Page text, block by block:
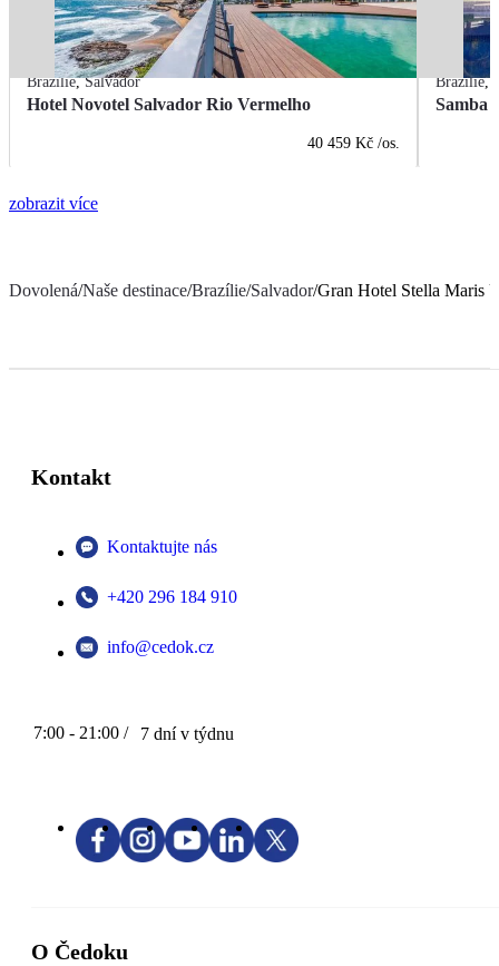
Brazílie,Salvador
Hotel Novotel Salvador Rio Vermelho
40 459 Kč /os.
Brazílie,
Samba
zobrazit více
Dovolená/Naše destinace/Brazílie/Salvador/Gran Hotel Stella Maris
Kontakt
Kontaktujte nás
+420 296 184 910
info@cedok.cz
7:00 - 21:00 / 7 dní v týdnu
O Čedoku